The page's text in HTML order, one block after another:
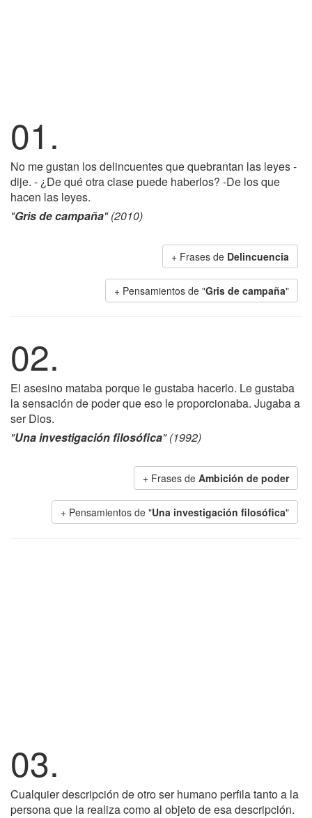
01.
No me gustan los delincuentes que quebrantan las leyes -
dije. - ¿De qué otra clase puede haberlos? -De los que
hacen las leyes.
"Gris de campaña" (2010)
+ Frases de Delincuencia
+ Pensamientos de "Gris de campaña"
02.
El asesino mataba porque le gustaba hacerlo. Le gustaba
la sensación de poder que eso le proporcionaba. Jugaba a
ser Dios.
"Una investigación filosófica" (1992)
+ Frases de Ambición de poder
+ Pensamientos de "Una investigación filosófica"
03.
Cualquier descripción de otro ser humano perfila tanto a la
persona que la realiza como al objeto de esa descripción.